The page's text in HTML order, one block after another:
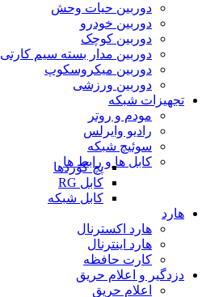
دوربین حیات وحش
دوربین خودرو
دوربین کوچک
دوربین مدار بسته سیم کارتی
دوربین میکروسکوپ
دوربین ورزشی
تجهیزات شبکه
مودم و روتر
رادیو وایرلس
سوئیچ شبکه
کابل ها و رابط ها
پچ کوردها
کابل RG
کابل شبکه
هارد
هارد اکسترنال
هارد اینترنال
کارت حافظه
دزدگیر و اعلام حریق
اعلام حریق